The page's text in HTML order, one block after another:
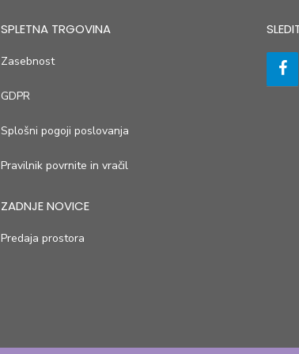
SPLETNA TRGOVINA
Zasebnost
GDPR
Splošni pogoji poslovanja
Pravilnik povrnite in vračil
ZADNJE NOVICE
Predaja prostora